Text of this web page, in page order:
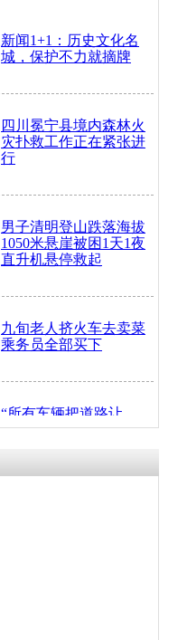
新闻1+1：历史文化名
城，保护不力就摘牌
四川冕宁县境内森林火
灾扑救工作正在紧张进
行
男子清明登山跌落海拔
1050米悬崖被困1天1夜
直升机悬停救起
九旬老人挤火车去卖菜
乘务员全部买下
“所有车辆把道路让
开！”儿童突发疾病交